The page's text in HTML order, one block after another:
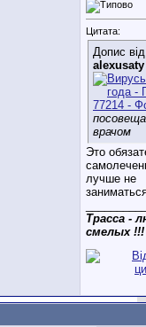
Цитата:
Допис від
alexusaty
врачом
Это
лучше не
Трасса -
смелых !!!